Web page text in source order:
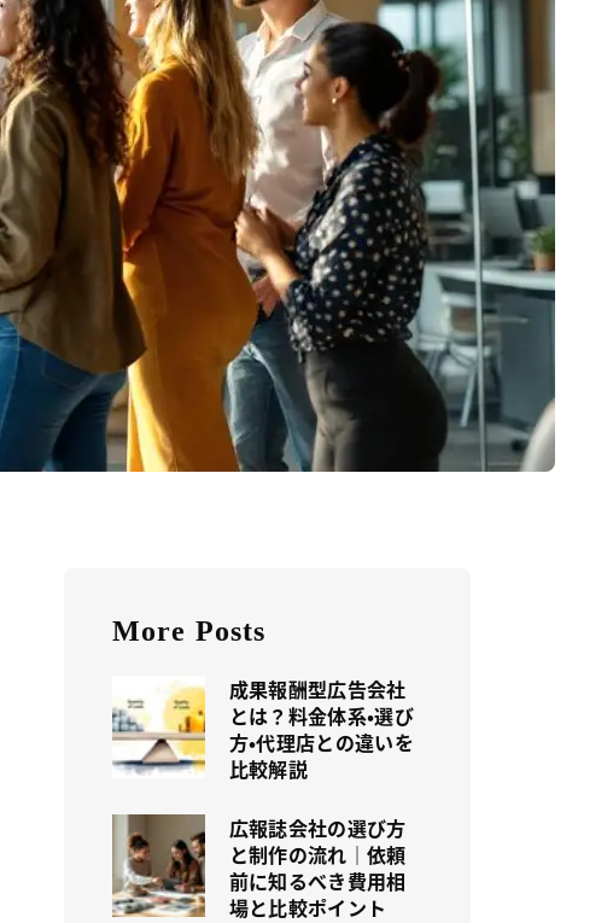
More Posts
成果報酬型広告会社
とは？料金体系・選び
方・代理店との違いを
比較解説
広報誌会社の選び方
と制作の流れ｜依頼
前に知るべき費用相
場と比較ポイント